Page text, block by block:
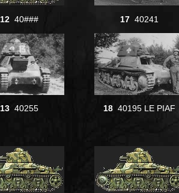
1240### 1740241
1340255 1840195 LE PIAF